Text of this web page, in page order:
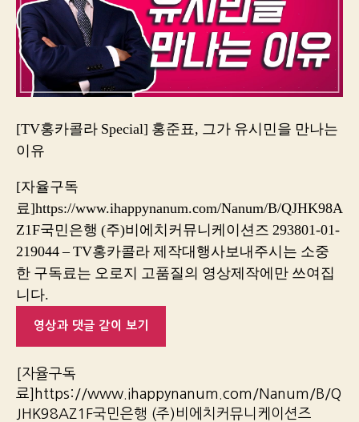
[TV홍카콜라 Special] 홍준표, 그가 유시민을 만나는
이유
[자율구독
료]https://www.ihappynanum.com/Nanum/B/QJHK98A
Z1F국민은행 (주)비에치커뮤니케이션즈 293801-01-
219044 – TV홍카콜라 제작대행사보내주시는 소중
한 구독료는 오로지 고품질의 영상제작에만 쓰여집
니다.
영상과 댓글 같이 보기
[자율구독
료]https://www.ihappynanum.com/Nanum/B/Q
JHK98AZ1F국민은행 (주)비에치커뮤니케이션즈